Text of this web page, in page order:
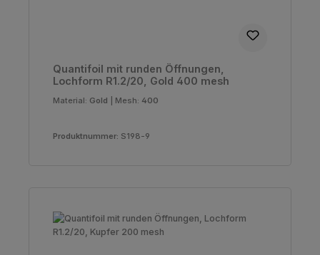
Quantifoil mit runden Öffnungen,
Lochform R1.2/20, Gold 400 mesh
Material: Gold Mesh: 400
Produktnummer: S198-9